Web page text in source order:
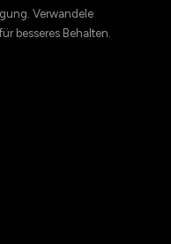
Verwandele
besseres Behalten.